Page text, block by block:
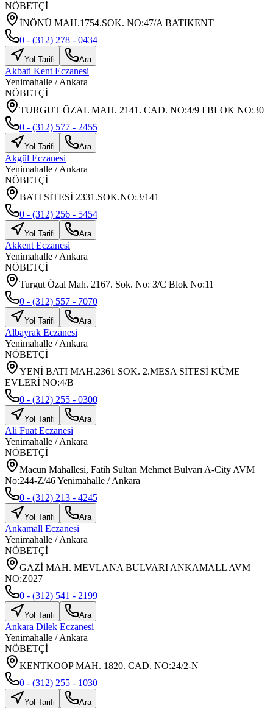
NÖBETÇİ
İNÖNÜ MAH.1754.SOK. NO:47/A BATIKENT
0 - (312) 278 - 0434
Yol Tarifi Ara
Akbati Kent Eczanesi
Yenimahalle /Ankara
NÖBETÇİ
TURGUT ÖZAL MAH. 2141. CAD. NO:4/9 I BLOK NO:30
0 - (312) 577 - 2455
Yol Tarifi Ara
Akgül Eczanesi
Yenimahalle /Ankara
NÖBETÇİ
BATI SİTESİ 2331.SOK.NO:3/141
0 - (312) 256 - 5454
Yol Tarifi Ara
Akkent Eczanesi
Yenimahalle /Ankara
NÖBETÇİ
Turgut Özal Mah. 2167. Sok. No: 3/C Blok No:11
0 - (312) 557 - 7070
Yol Tarifi Ara
Albayrak Eczanesi
Yenimahalle /Ankara
NÖBETÇİ
YENİ BATI MAH.2361 SOK. 2.MESA SİTESİ KÜME
EVLERİ NO:4/B
0 - (312) 255 - 0300
Yol Tarifi Ara
Ali Fuat Eczanesi
Yenimahalle /Ankara
NÖBETÇİ
Macun Mahallesi, Fatih Sultan Mehmet Bulvarı A-City AVM
No:244-Z/46 Yenimahalle / Ankara
0 - (312) 213 - 4245
Yol Tarifi Ara
Ankamall Eczanesi
Yenimahalle /Ankara
NÖBETÇİ
GAZİ MAH. MEVLANA BULVARI ANKAMALL AVM
NO:Z027
0 - (312) 541 - 2199
Yol Tarifi Ara
Ankara Dilek Eczanesi
Yenimahalle /Ankara
NÖBETÇİ
KENTKOOP MAH. 1820. CAD. NO:24/2-N
0 - (312) 255 - 1030
Yol Tarifi Ara